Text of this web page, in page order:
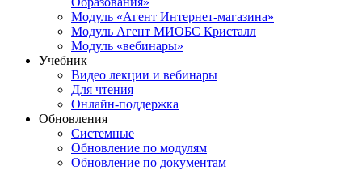
Модуль «Агент Интернет-магазина»
Модуль Агент МИОБС Кристалл
Модуль «вебинары»
Учебник
Видео лекции и вебинары
Для чтения
Онлайн-поддержка
Обновления
Системные
Обновление по модулям
Обновление по документам